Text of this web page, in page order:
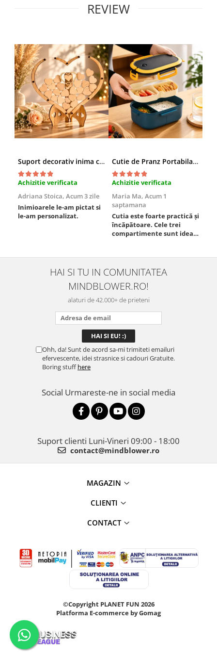
REVIEW
Suport decorativ inima cu mesaje, Cadou cu suflet
Achizitie verificata
Adriana Stoica, Acum 3 zile
Inimioarele le-am pictat si
le-am personalizat.
Cutie de Pranz Portabila cu Compartimente
Achizitie verificata
Maria Ma, Acum 1
saptamana
Cutia este foarte practică și
încăpătoare. Cele trei
compartimente sunt ideale
este sigură, fără scurgeri. O
folosesc aproape zilnic la
serviciu și sunt foarte
mulțumită.
HAI SI TU IN COMUNITATEA
MINDBLOWER.RO!
alaturi de 42.000+ de prieteni
Ohh, da! Sunt de acord sa-mi trimiteti emailuri
efervescente, idei strasnice si cadouri Gratuite.
Boring stuffhere
Social Urmareste-ne in social media
Suport clienti Luni-Vineri 09:00 - 18:00
contact@mindblower.ro
MAGAZIN
CLIENTI
CONTACT
©Copyright PLANET FUN 2026
Platforma E-commerce by Gomag